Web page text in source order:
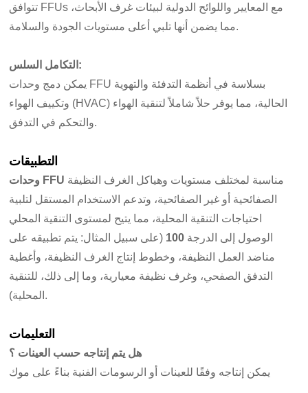
تتوافق FFUs مع المعايير واللوائح الدولية لبيئات غرف الأبحاث،
مما يضمن أنها تلبي أعلى مستويات الجودة والسلامة.
التكامل السلس:
يمكن دمج وحدات FFU بسلاسة في أنظمة التدفئة والتهوية
وتكييف الهواء (HVAC) الحالية، مما يوفر حلاً شاملاً لتنقية الهواء
والتحكم في التدفق.
التطبيقات
وحدات FFU
الصفائحية أو غير الصفائحية، وتدعم الاستخدام المستقل لتلبية
احتياجات التنقية المحلية، مما يتيح لمستوى التنقية المحلي
الوصول إلى الدرجة 100 (على سبيل المثال: يتم تطبيقه على
مناضد العمل النظيفة، وخطوط إنتاج الغرف النظيفة، وأغطية
التدفق الصفحي، وغرف نظيفة معيارية، وما إلى ذلك، للتنقية
المحلية).
التعليمات
هل يتم إنتاجه حسب العينات ؟
يمكن إنتاجه وفقًا للعينات أو الرسومات الفنية بناءً على موك